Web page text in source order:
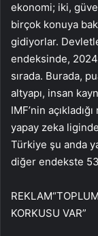
ekonomi; iki,
birçok konuya
gidiyorlar.
endeksinde,
sırada. Burada,
altyapı, insan
IMF’nin
yapay zeka
Türkiye şu anda
diğer endekste
REKLAM
KORKUSU VAR”